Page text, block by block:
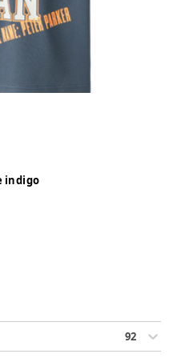
indigo
92